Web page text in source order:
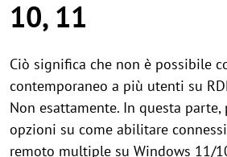
10, 11
Ciò significa che non è possibile
contemporaneo a più utenti su
Non esattamente. In questa parte,
opzioni su come abilitare
remoto multiple su Windows 11/